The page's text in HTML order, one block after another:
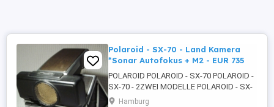
Polaroid - SX-70 - Land Kamera
*Sonar Autofokus + M2 - EUR 735
POLAROID POLAROID - SX-70 POLAROID -
SX-70 - 2ZWEI MODELLE POLAROID - SX-
70 - LAND KAMERA +PLUS MODEL 2
Hamburg